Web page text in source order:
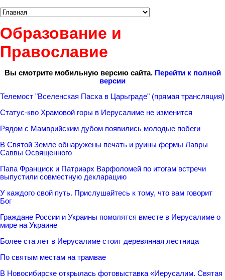
Образование и
Православие
Вы смотрите мобильную версию сайта. Перейти к полной
версии
Телемост "Вселенская Пасха в Царьграде" (прямая трансляция)
Статус-кво Храмовой горы в Иерусалиме не изменится
Рядом с Мамврийским дубом появились молодые побеги
В Святой Земле обнаружены печать и руины фермы Лавры
Саввы Освященного
Папа Франциск и Патриарх Варфоломей по итогам встречи
выпустили совместную декларацию
У каждого свой путь. Прислушайтесь к тому, что вам говорит
Бог
Граждане России и Украины помолятся вместе в Иерусалиме о
мире на Украине
Более ста лет в Иерусалиме стоит деревянная лестница
По святым местам на трамвае
В Новосибирске открылась фотовыставка «Иерусалим. Святая